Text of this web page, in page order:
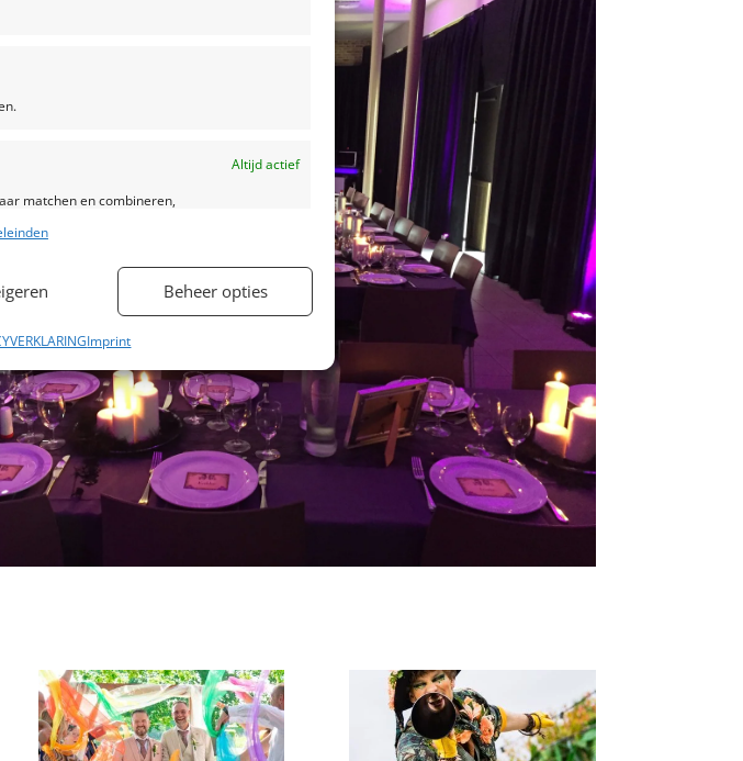
Altijd actief
matchen en combineren,
op basis van automatisch
en detecteren en
leveren en tonen.
Altijd actief
Beheer opties
Imprint